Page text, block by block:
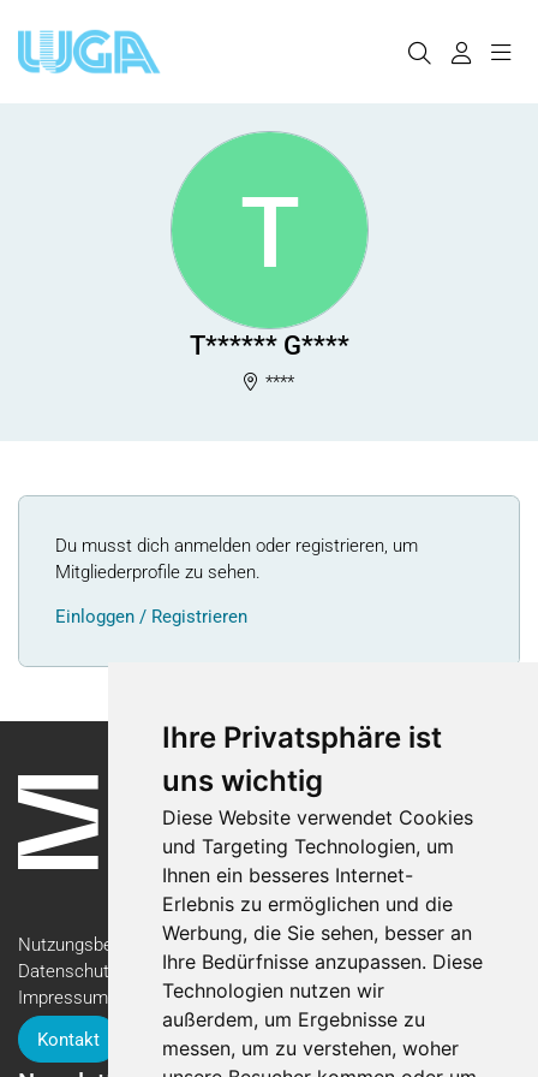
Ihre Privatsphäre ist
uns wichtig
Diese Website verwendet Cookies
und Targeting Technologien, um
Ihnen ein besseres Internet-
Erlebnis zu ermöglichen und die
Werbung, die Sie sehen, besser an
Ihre Bedürfnisse anzupassen. Diese
Technologien nutzen wir
außerdem, um Ergebnisse zu
messen, um zu verstehen, woher
T
T****** G****
****
Du musst dich anmelden oder registrieren, um
Mitgliederprofile zu sehen.
Einloggen / Registrieren
Nutzungsbedingungen
Datenschutzerklärung
Impressum
Kontakt